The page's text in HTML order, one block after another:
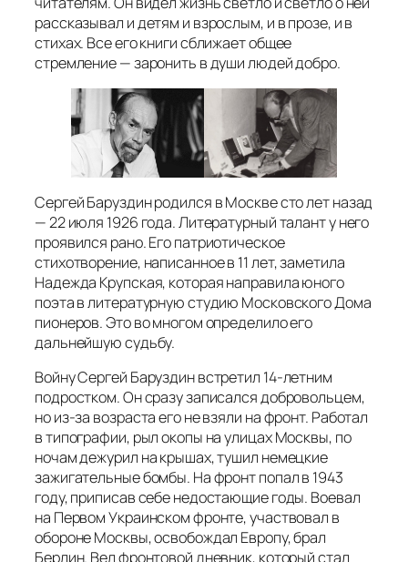
рассказывал и детям и взрослым, и в прозе, и в
стихах. Все его книги сближает общее
стремление — заронить в души людей добро.
Сергей Баруздин родился в Москве сто лет назад
— 22 июля 1926 года. Литературный талант у него
проявился рано. Его патриотическое
стихотворение, написанное в 11 лет, заметила
Надежда Крупская, которая направила юного
поэта в литературную студию Московского Дома
пионеров. Это во многом определило его
дальнейшую судьбу.
Войну Сергей Баруздин встретил 14-летним
подростком. Он сразу записался добровольцем,
но из-за возраста его не взяли на фронт. Работал
в типографии, рыл окопы на улицах Москвы, по
ночам дежурил на крышах, тушил немецкие
зажигательные бомбы. На фронт попал в 1943
году, приписав себе недостающие годы. Воевал
на Первом Украинском фронте, участвовал в
обороне Москвы, освобождал Европу, брал
Берлин. Вел фронтовой дневник, который стал